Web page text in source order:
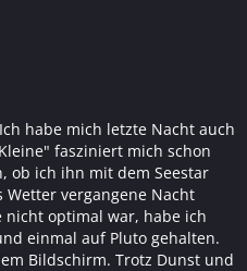
habe mich letzte Nacht auch
fasziniert mich schon
ob ich ihn mit dem Seestar
Wetter vergangene Nacht
nicht optimal war, habe ich
einmal auf Pluto gehalten.
Bildschirm. Trotz Dunst und